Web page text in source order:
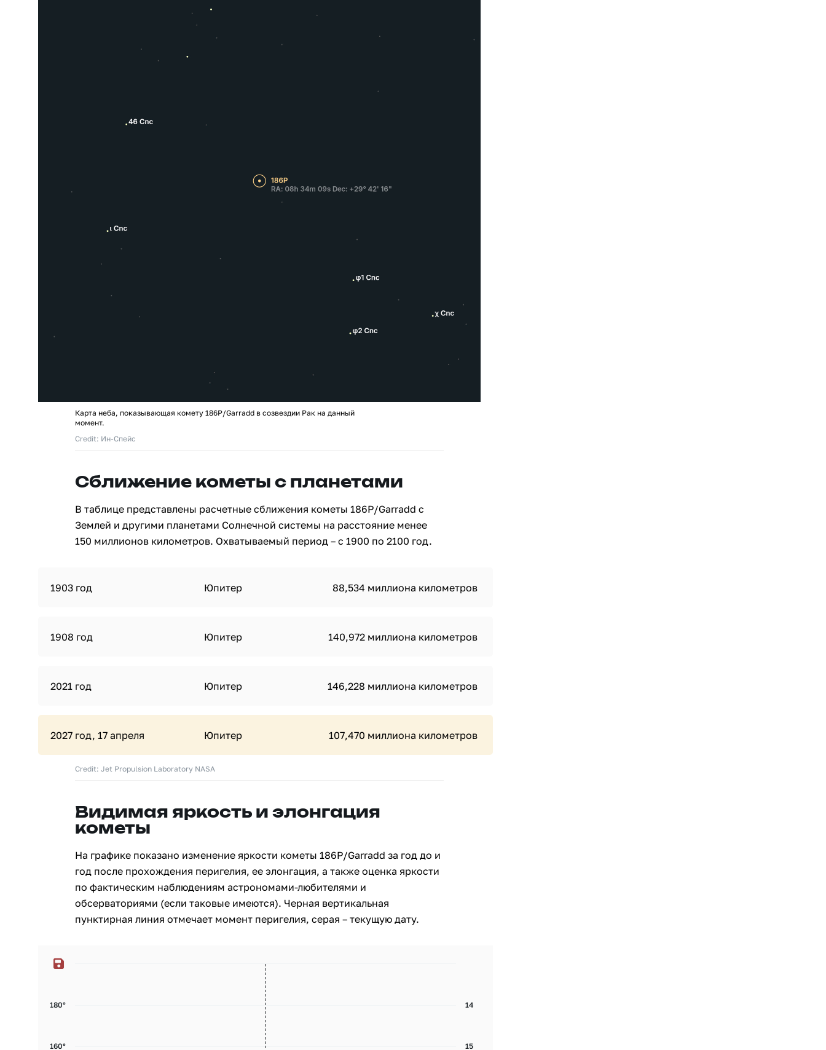
Карта неба, показывающая комету 186P/Garradd в созвездии Рак на данный
момент.
Credit: Ин-Спейс
Сближение кометы с планетами
В таблице представлены расчетные сближения кометы 186P/Garradd с
Землей и другими планетами Солнечной системы на расстояние менее
150 миллионов километров. Охватываемый период – с 1900 по 2100 год.
1903 год Юпитер 88,534 миллиона километров
1908 год Юпитер 140,972 миллиона километров
2021 год Юпитер 146,228 миллиона километров
2027 год, 17 апреля Юпитер 107,470 миллиона километров
Credit: Jet Propulsion Laboratory NASA
Видимая яркость и элонгация
кометы
На графике показано изменение яркости кометы 186P/Garradd за год до и
год после прохождения перигелия, ее элонгация, а также оценка яркости
по фактическим наблюдениям астрономами-любителями и
обсерваториями (если таковые имеются). Черная вертикальная
пунктирная линия отмечает момент перигелия, серая – текущую дату.
14
15
160°
180°